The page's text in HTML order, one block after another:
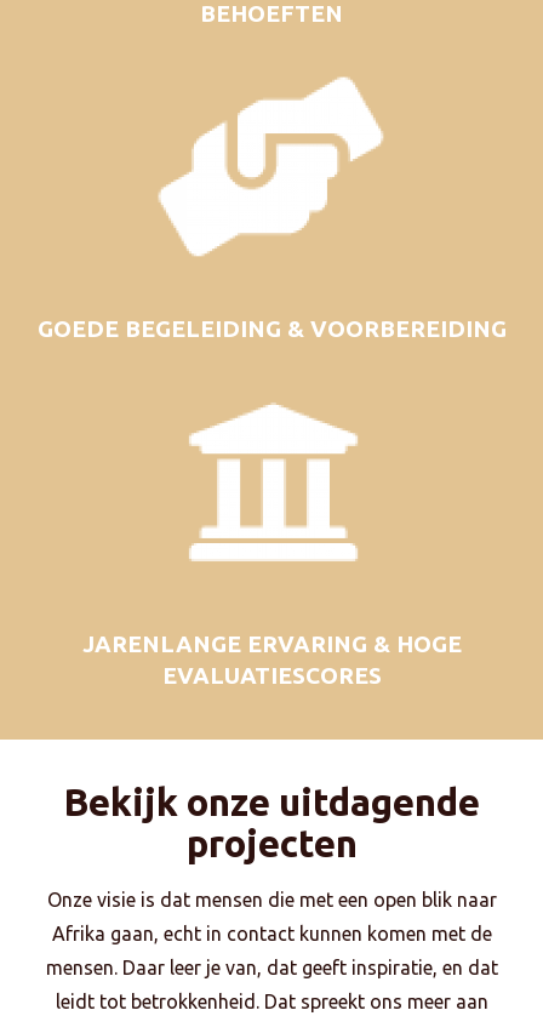
BEHOEFTEN
GOEDE BEGELEIDING & VOORBEREIDING
JARENLANGE ERVARING & HOGE
EVALUATIESCORES
Bekijk onze uitdagende
projecten
Onze visie is dat mensen die met een open blik naar
Afrika gaan, echt in contact kunnen komen met de
mensen. Daar leer je van, dat geeft inspiratie, en dat
leidt tot betrokkenheid. Dat spreekt ons meer aan